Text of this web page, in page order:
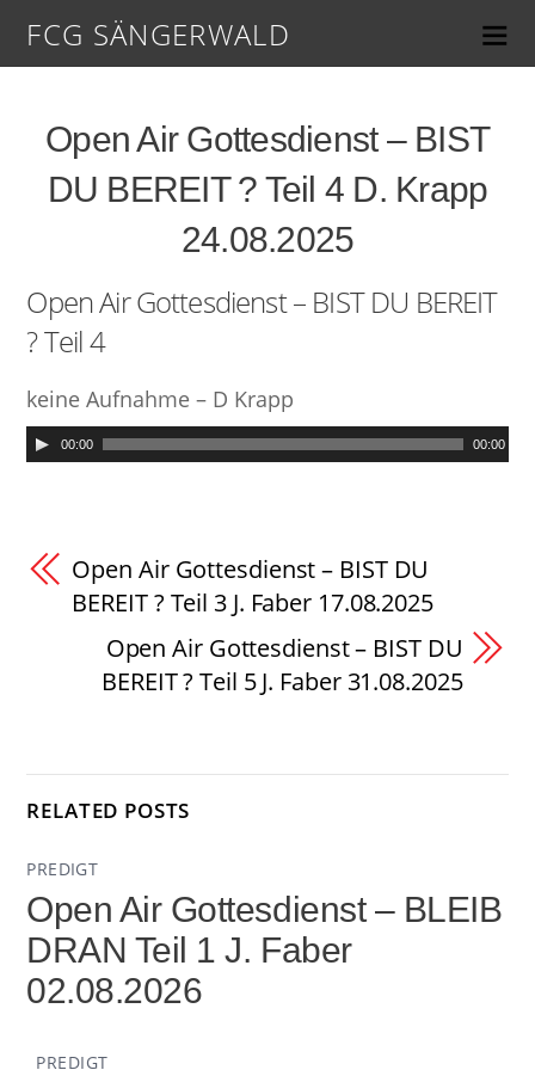
FCG SÄNGERWALD
Open Air Gottesdienst – BIST
DU BEREIT ? Teil 4 D. Krapp
24.08.2025
Open Air Gottesdienst – BIST DU BEREIT
? Teil 4
keine Aufnahme – D Krapp
00:00 00:00
Open Air Gottesdienst – BIST DU
BEREIT ? Teil 3 J. Faber 17.08.2025
Open Air Gottesdienst – BIST DU
BEREIT ? Teil 5 J. Faber 31.08.2025
RELATED POSTS
PREDIGT
Open Air Gottesdienst – BLEIB
DRAN Teil 1 J. Faber
02.08.2026
PREDIGT